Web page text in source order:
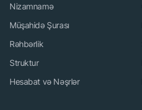
Nizamnamə
Müşahidə Şurası
Rəhbərlik
Struktur
Hesabat və Nəşrlər